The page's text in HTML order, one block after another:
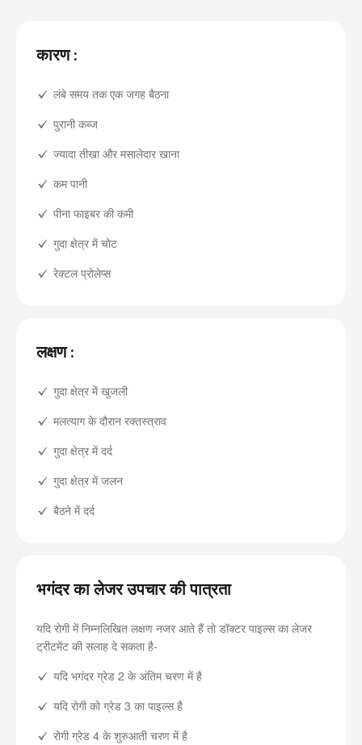
कारण :
लंबे समय तक एक जगह बैठना
पुरानी कब्ज
ज्यादा तीखा और मसालेदार खाना
कम पानी
पीना फाइबर की कमी
गुदा क्षेत्र में चोट
रेक्टल प्रोलेप्स
लक्षण :
गुदा क्षेत्र में खुजली
मलत्याग के दौरान रक्तस्त्राव
गुदा क्षेत्र में दर्द
गुदा क्षेत्र में जलन
बैठने में दर्द
भगंदर का लेजर उपचार की पात्रता
यदि रोगी में निम्नलिखित लक्षण नजर आते हैं तो डॉक्टर पाइल्स का लेजर
ट्रीटमेंट की सलाह दे सकता है-
यदि भगंदर ग्रेड 2 के अंतिम चरण में है
यदि रोगी को ग्रेड 3 का पाइल्स है
रोगी ग्रेड 4 के शुरुआती चरण में है